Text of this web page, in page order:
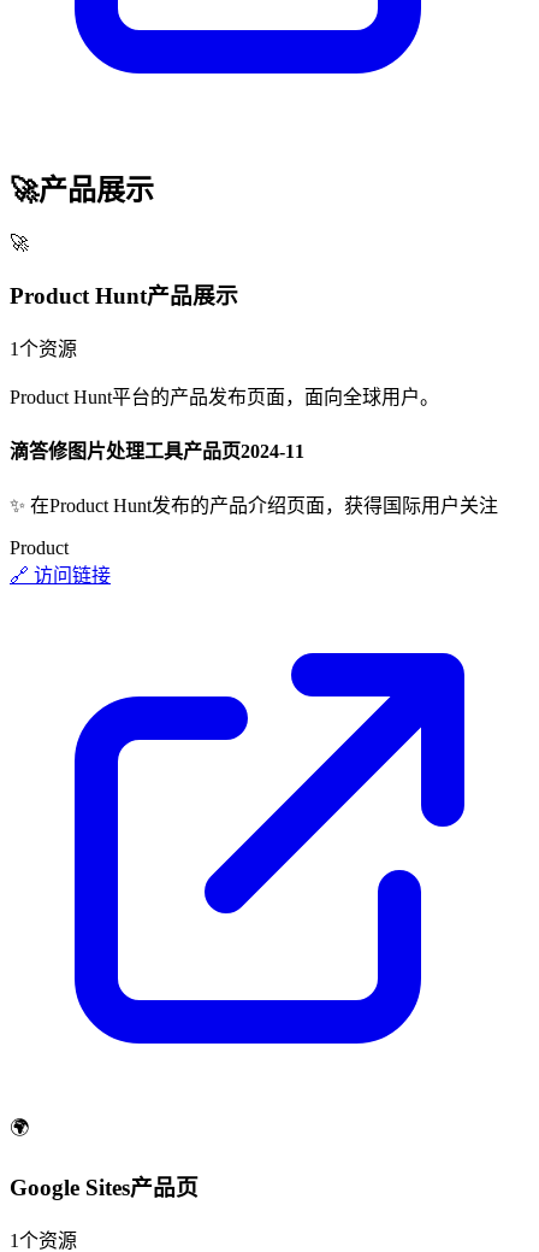
🚀产品展示
🚀
Product Hunt产品展示
1个资源
Product Hunt平台的产品发布页面，面向全球用户。
滴答修图片处理工具产品页2024-11
✨ 在Product Hunt发布的产品介绍页面，获得国际用户关注
Product
🔗 访问链接
🌍
Google Sites产品页
1个资源